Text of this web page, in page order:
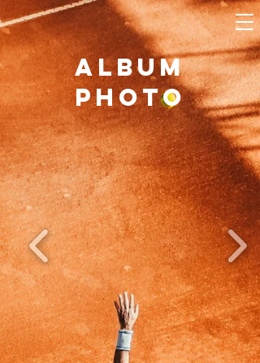
ALBUM
PHOTO